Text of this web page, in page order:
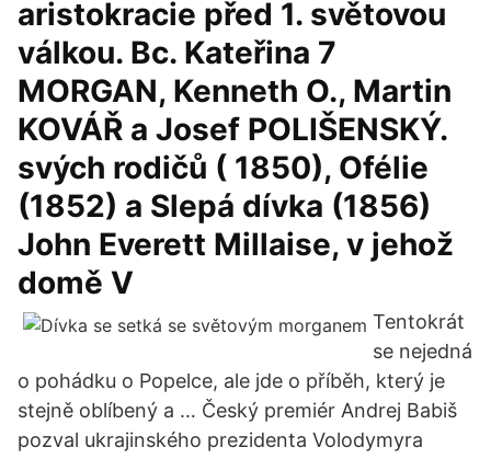
aristokracie před 1. světovou
válkou. Bc. Kateřina 7
MORGAN, Kenneth O., Martin
KOVÁŘ a Josef POLIŠENSKÝ.
svých rodičů ( 1850), Ofélie
(1852) a Slepá dívka (1856)
John Everett Millaise, v jehož
domě V
Tentokrát
se nejedná
o pohádku o Popelce, ale jde o příběh, který je
stejně oblíbený a … Český premiér Andrej Babiš
pozval ukrajinského prezidenta Volodymyra